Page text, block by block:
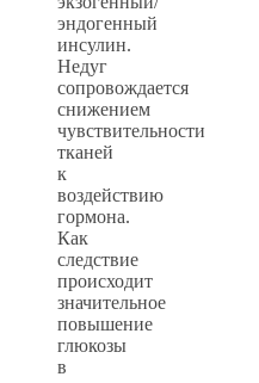
эндогенный
инсулин.
Недуг
сопровождается
снижением
чувствительности
тканей
к
воздействию
гормона.
Как
следствие
происходит
значительное
повышение
глюкозы
в